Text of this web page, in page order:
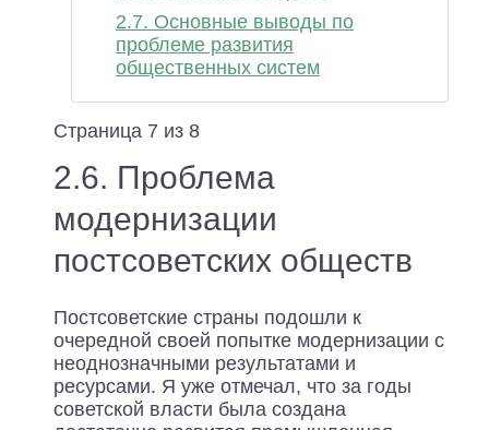
2.7. Основные выводы по
проблеме развития
общественных систем
Страница 7 из 8
2.6. Проблема
модернизации
постсоветских обществ
Постсоветские страны подошли к
очередной своей попытке модернизации с
неоднозначными результатами и
ресурсами. Я уже отмечал, что за годы
советской власти была создана